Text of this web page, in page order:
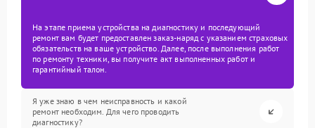
На этапе приема устройства на диагностику и последующий
ремонт вам будет предоставлен заказ-наряд с указанием страховых
обязательств на ваше устройство. Далее, после выполнения работ
по ремонту техники, вы получите акт выполненных работ и
гарантийный талон.
Я уже знаю в чем неисправность и какой
ремонт необходим. Для чего проводить
диагностику?